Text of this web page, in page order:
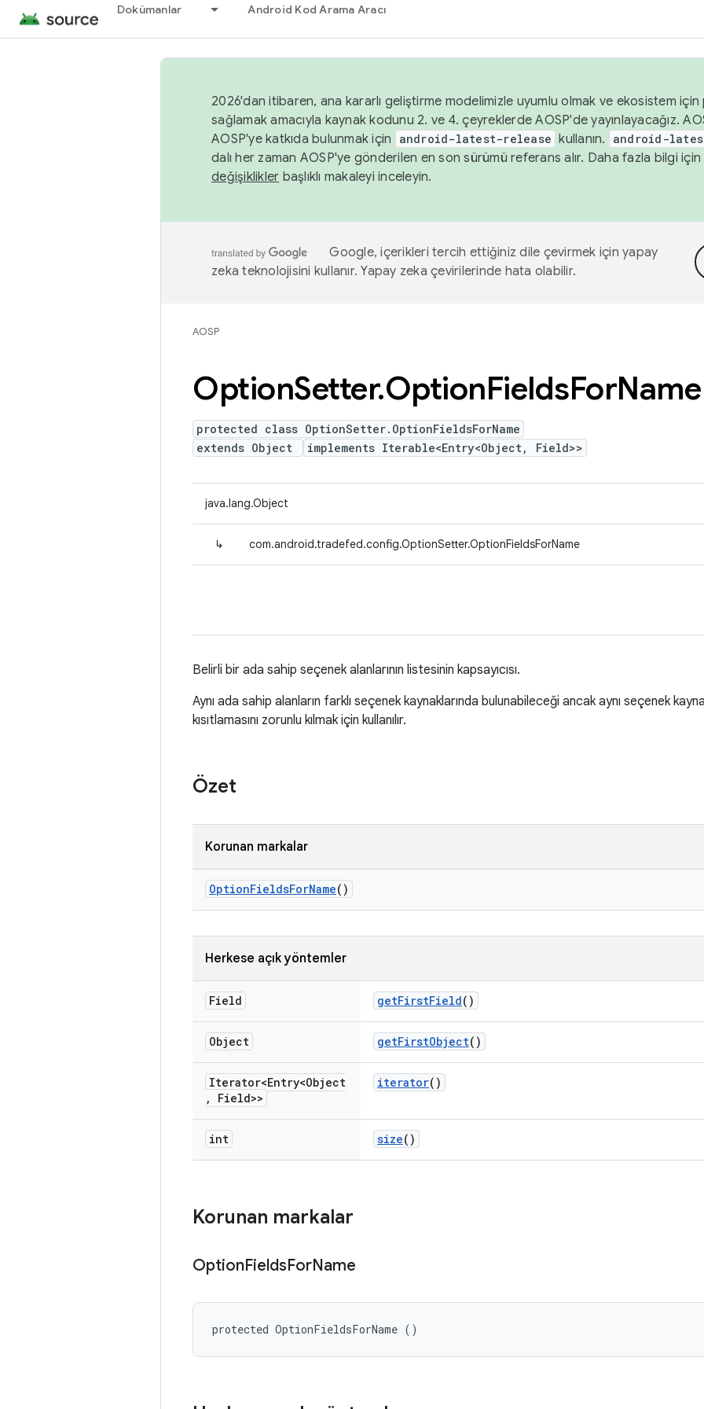
Dokümanlar Android Kod Arama Aracı
2026'dan itibaren, ana kararlı geliştirme modelimizle uyumlu olmak ve ekosistem için
sağlamak amacıyla kaynak kodunu 2. ve 4. çeyreklerde AOSP'de yayınlayacağız.
AOSP'ye katkıda bulunmak için
android-latest-release kullanın. android-
dalı her zaman AOSP'ye gönderilen en son sürümü referans alır. Daha fazla bilgi için
değişiklikler başlıklı makaleyi inceleyin.
Google, içerikleri tercih ettiğiniz dile çevirmek için yapay
zeka teknolojisini kullanır. Yapay zeka çevirilerinde hata olabilir.
AOSP
OptionSetter.OptionFieldsForName
protected class OptionSetter.OptionFieldsForName
extends Object
implements Iterable<Entry<Object, Field>>
java.lang.Object
↳ com.android.tradefed.config.OptionSetter.OptionFieldsForName
Belirli bir ada sahip seçenek alanlarının listesinin kapsayıcısı.
Aynı ada sahip alanların farklı seçenek kaynaklarında bulunabileceği ancak aynı seçenek
kısıtlamasını zorunlu kılmak için kullanılır.
Özet
Korunan markalar
OptionFieldsForName()
Herkese açık yöntemler
Field getFirstField()
Object getFirstObject()
Iterator<Entry<Object
,
Field>>
iterator()
int size()
Korunan markalar
OptionFieldsForName
protected OptionFieldsForName ()